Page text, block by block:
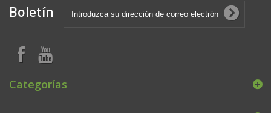
Boletín
Categorías